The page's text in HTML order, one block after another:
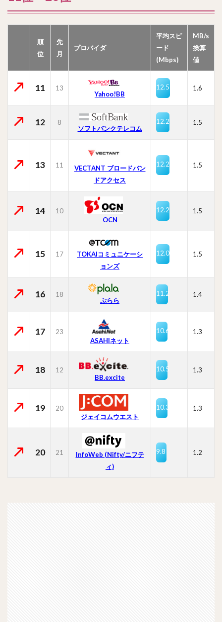
順
位
先
月
プロバイダ
平均スピ
ード
(Mbps)
MB/s
換算
値
11 13
Yahoo!BB
12.5 1.6
12 8
ソフトバンクテレコム
12.2 1.5
13 11
VECTANT ブロードバン
ドアクセス
12.2 1.5
14
10
OCN
12.2 1.5
15 17
TOKAIコミュニケーシ
ョンズ
12.0 1.5
16 18
ぷらら
11.2 1.4
17
23
ASAHIネット
10.6 1.3
18
12
BB.excite
10.5 1.3
19
20
ジェイコムウエスト
10.3 1.3
20 21
InfoWeb (Nifty/ニフテ
ィ)
9.8 1.2